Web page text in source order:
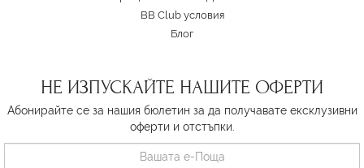
BB Club условия
Блог
НЕ ИЗПУСКАЙТЕ НАШИТЕ ОФЕРТИ
Абонирайте се за нашия бюлетин за да получавате ексклузивни
оферти и отстъпки.